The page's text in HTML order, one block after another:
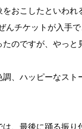
おこしたといわれ
んチケットが入手
のですが、やっと
、ハッピーなスト
、最後に踊る振り